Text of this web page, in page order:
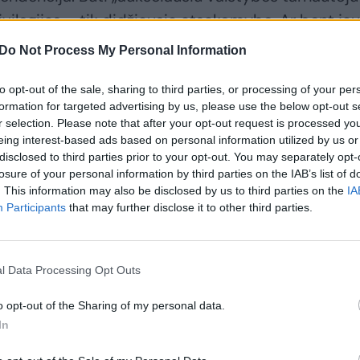
Do Not Process My Personal Information
opt-out of the sale, sharing to third parties, or processing of your
for targeted advertising by us, please use the below opt-out
selection. Please note that after your opt-out request is processed
interest-based ads based on personal information utilized by us
to third parties prior to your opt-out. You may separately
of your personal information by third parties on the IAB’s list of
This information may also be disclosed by us to third parties on the
Participants that may further disclose it to other third parties.
Data Processing Opt Outs
opt-out of the Sharing of my personal data.
– tik didžiausią atsakomybę. Ar bent jau
TV“ ir tiriamosios žurnalistikos centro
nacionalinio plėtros banko ILTE
suteikta jam jau einant ministro pirmininko